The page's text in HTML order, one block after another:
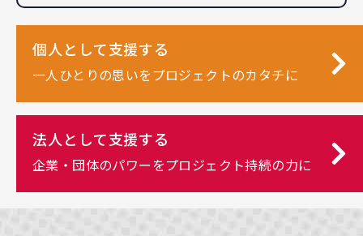
個人として支援する
一人ひとりの思いをプロジェクトのカタチに
法人として支援する
企業・団体のパワーをプロジェクト持続の力に